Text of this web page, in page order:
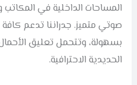
المساحات الداخلية في المكاتب
صوتي متميز. جدراننا تدعم كافة
بسهولة، وتتحمل تعليق
الحديدية الاحترافية.